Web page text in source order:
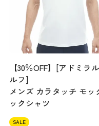
【30％OFF】[アドミラ
ルフ]
メンズ カラタッチ モッ
ックシャツ
SALE